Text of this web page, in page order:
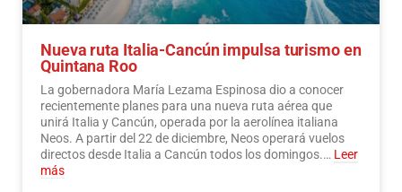
Nueva ruta Italia-Cancún impulsa turismo en
Quintana Roo
La gobernadora María Lezama Espinosa dio a conocer
recientemente planes para una nueva ruta aérea que
unirá Italia y Cancún, operada por la aerolínea italiana
Neos. A partir del 22 de diciembre, Neos operará vuelos
directos desde Italia a Cancún todos los domingos.… Leer
más